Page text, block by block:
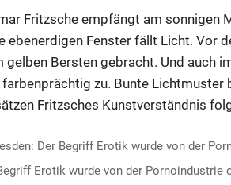
Fritzsche empfängt am sonnigen
ebenerdigen Fenster fällt Licht. Vor
Bersten gebracht. Und auch
zu. Bunte Lichtmuster
Fritzsches Kunstverständnis
Erotik wurde von der Pornoindustrie